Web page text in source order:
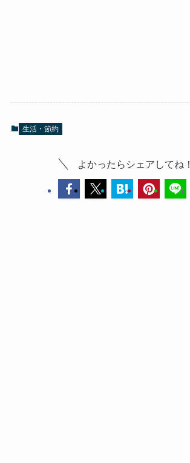
生活・節約
よかったらシェアしてね！